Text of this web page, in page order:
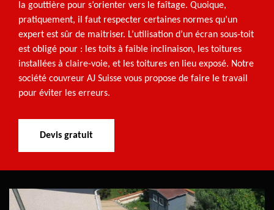
la gouttière pour s’orienter vers le faîtage. Quoique,
pratiquement, il faut respecter certaines normes qu’un
expert est sûr de maitriser. L’utilisation d’un écran sous-toit
est obligé pour : les toits à faible inclinaison, les toitures
installées à claire-voie, et les toitures en lieu exposé. Notre
société couvreur AJ Suisse vous propose de faire le travail
pour éviter les erreurs.
Devis gratuit